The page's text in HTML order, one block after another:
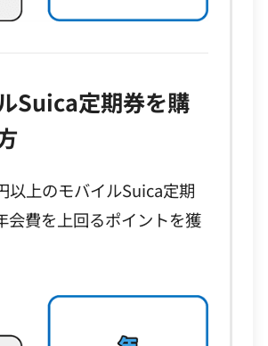
Suica定期券を購
以上のモバイルSuica定期
会費を上回るポイントを獲